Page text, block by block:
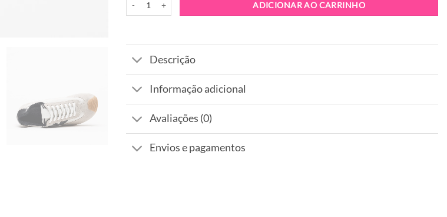
ADICIONAR AO CARRINHO
Descrição
Informação adicional
Avaliações (0)
Envios e pagamentos